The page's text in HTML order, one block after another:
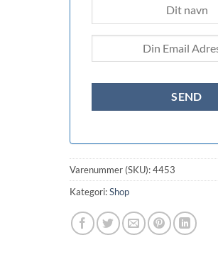
Varenummer (SKU):4453
Kategori:Shop